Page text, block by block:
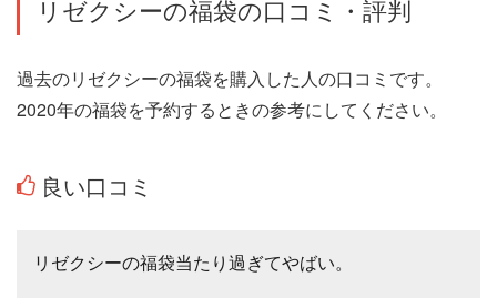
リゼクシーの福袋の口コミ・評判
過去のリゼクシーの福袋を購入した人の口コミです。
2020年の福袋を予約するときの参考にしてください。
良い口コミ
リゼクシーの福袋当たり過ぎてやばい。